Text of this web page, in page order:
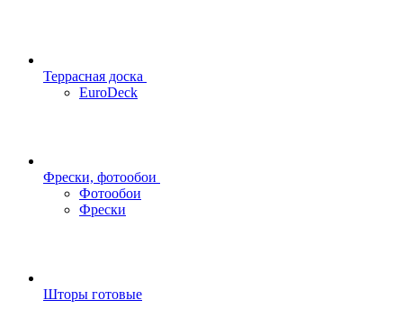
Террасная доска
EuroDeck
Фрески, фотообои
Фотообои
Фрески
Шторы готовые